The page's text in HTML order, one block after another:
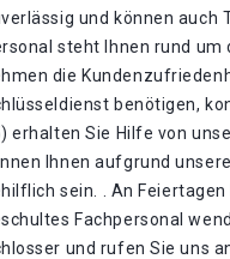
und können auch
steht Ihnen rund um
die
benötigen,
erhalten Sie Hilfe von
Ihnen aufgrund
sein. . An
Fachpersonal
und rufen Sie uns